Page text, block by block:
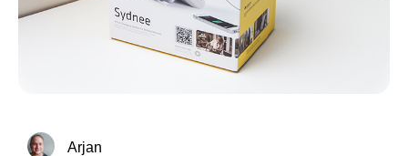
Arjan